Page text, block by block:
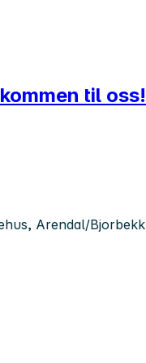
til oss!
Arendal/Bjorbekk